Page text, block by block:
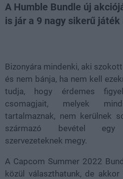
A Humble Bundle új
is jár a 9 nagy sikerű játék
Bizonyára mindenki, aki
és nem bánja, ha nem kell
tudja, hogy érdemes
csomagjait, melyek
tartalmaznak, nem kerülnek
származó bevétel egy
szervezeteknek megy.
A Capcom Summer 2022
közül választhatunk, de